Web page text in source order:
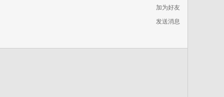
加为好友
发送消息